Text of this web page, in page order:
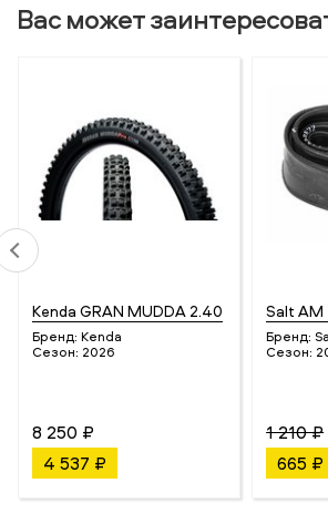
Вас может
Kenda GRAN MUDDA 2.40
Бренд: Kenda
Сезон: 2026
8 250 ₽
4 537 ₽
Salt AM
Бренд:
Сезон:
1 210 ₽
665 ₽